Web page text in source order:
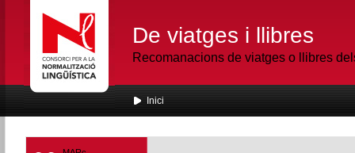
De viatges i llibres
Recomanacions de viatges o llibres
Inici